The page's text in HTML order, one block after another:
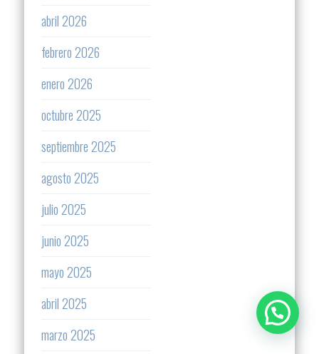
abril 2026
febrero 2026
enero 2026
octubre 2025
septiembre 2025
agosto 2025
julio 2025
junio 2025
mayo 2025
abril 2025
marzo 2025